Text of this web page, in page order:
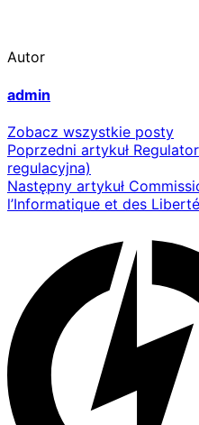
Autor
admin
Zobacz wszystkie posty
Nawigacja
wpisu
Poprzedni artykuł
regulacyjna)
Następny artykuł
l’Informatique et des